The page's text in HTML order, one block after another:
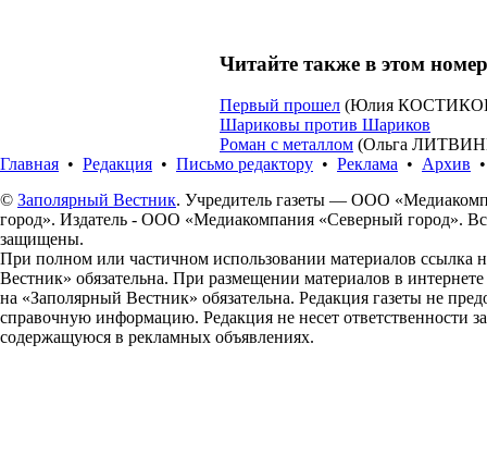
Читайте также в этом
Первый прошел (Юлия
Шариковы против Шариков
Роман с металлом (Ольга
Главная • Редакция • Письмо редактору • Реклама • Архив
© Заполярный Вестник. Учредитель газеты — ООО
город». Издатель - ООО «Медиакомпания «Северный город».
защищены.
При полном или частичном использовании материалов ссылка
Вестник» обязательна. При размещении материалов в
на «Заполярный Вестник» обязательна. Редакция газеты не
справочную информацию. Редакция не несет ответственности
содержащуюся в рекламных объявлениях.